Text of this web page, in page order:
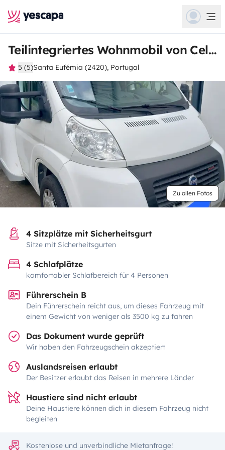
Teilintegriertes Wohnmobil von Celso
5 (5)Santa Eufémia (2420), Portugal
Zu allen Fotos
4 Sitzplätze mit Sicherheitsgurt
Sitze mit Sicherheitsgurten
4 Schlafplätze
komfortabler Schlafbereich für 4 Personen
Führerschein B
Dein Führerschein reicht aus, um dieses Fahrzeug mit
einem Gewicht von weniger als 3500 kg zu fahren
Das Dokument wurde geprüft
Wir haben den Fahrzeugschein akzeptiert
Auslandsreisen erlaubt
Der Besitzer erlaubt das Reisen in mehrere Länder
Haustiere sind nicht erlaubt
Deine Haustiere können dich in diesem Fahrzeug nicht
begleiten
Kostenlose und unverbindliche Mietanfrage!